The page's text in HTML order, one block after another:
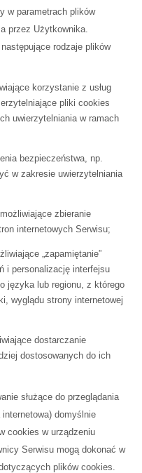
w parametrach plików
przez Użytkownika.
rodzaje plików
korzystanie z usług
pliki cookies
uwierzytelniania w ramach
bezpieczeństwa, np.
w zakresie uwierzytelniania
zbieranie
internetowych Serwisu;
„zapamiętanie”
i personalizację interfejsu
języka lub regionu, z którego
wyglądu strony internetowej
dostarczanie
dostosowanych do ich
służące do przeglądania
domyślnie
cookies w urządzeniu
Serwisu mogą dokonać w
plików cookies.